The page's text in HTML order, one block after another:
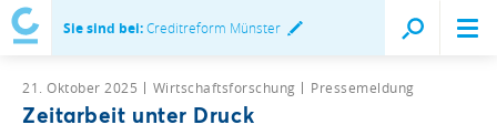
Sie sind bei:Creditreform Münster
21. Oktober 2025 Wirtschaftsforschung Pressemeldung
Zeitarbeit unter Druck